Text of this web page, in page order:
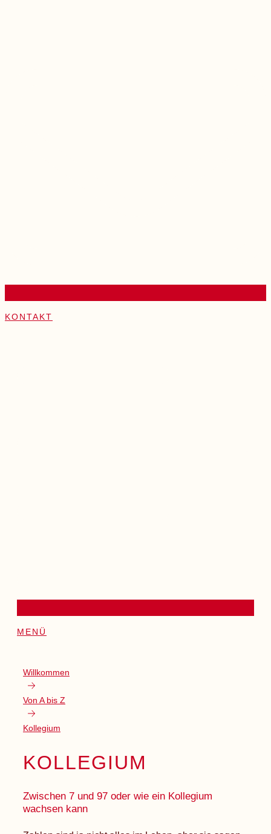
KONTAKT
MENÜ
Willkommen
Von A bis Z
Kollegium
KOLLEGIUM
Zwischen 7 und 97 oder wie ein Kollegium
wachsen kann